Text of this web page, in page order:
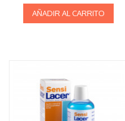
AÑADIR AL CARRITO